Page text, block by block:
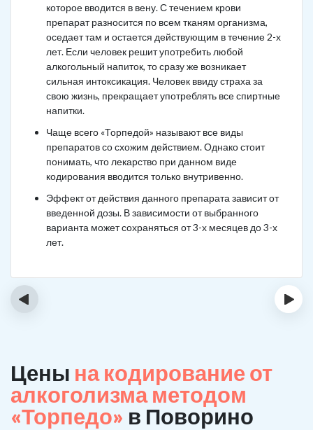
которое вводится в вену. С течением крови
препарат разносится по всем тканям организма,
оседает там и остается действующим в течение 2-х
лет. Если человек решит употребить любой
алкогольный напиток, то сразу же возникает
сильная интоксикация. Человек ввиду страха за
свою жизнь, прекращает употреблять все спиртные
напитки.
Чаще всего «Торпедой» называют все виды
препаратов со схожим действием. Однако стоит
понимать, что лекарство при данном виде
кодирования вводится только внутривенно.
Эффект от действия данного препарата зависит от
введенной дозы. В зависимости от выбранного
варианта может сохраняться от 3-х месяцев до 3-х
лет.
‹ ›
Цены на кодирование от
алкоголизма методом
«Торпедо» в Поворино